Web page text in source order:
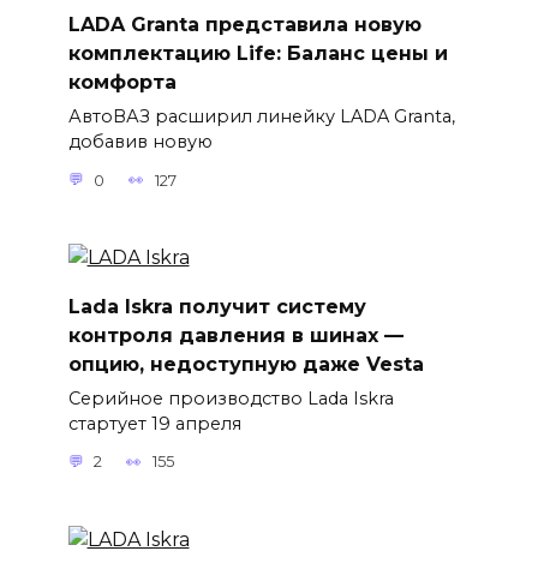
LADA Granta представила новую
комплектацию Life: Баланс цены и
комфорта
АвтоВАЗ расширил линейку LADA Granta,
добавив новую
0 127
Lada Iskra получит систему
контроля давления в шинах —
опцию, недоступную даже Vesta
Серийное производство Lada Iskra
стартует 19 апреля
2 155